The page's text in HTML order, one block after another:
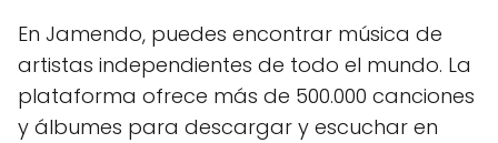
En Jamendo, puedes encontrar música de
artistas independientes de todo el mundo. La
plataforma ofrece más de 500.000 canciones
y álbumes para descargar y escuchar en